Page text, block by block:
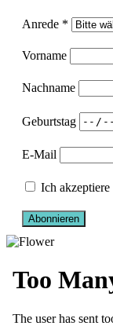
Anrede *
Vorname
Nachname
Geburtstag
E-Mail
Ich akzeptiere
Abonnieren